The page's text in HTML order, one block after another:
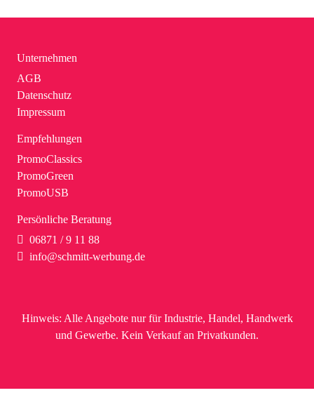
Unternehmen
AGB
Datenschutz
Impressum
Empfehlungen
PromoClassics
PromoGreen
PromoUSB
Persönliche Beratung
06871 / 9 11 88
info@schmitt-werbung.de
Hinweis: Alle Angebote nur für Industrie, Handel, Handwerk
und Gewerbe. Kein Verkauf an Privatkunden.